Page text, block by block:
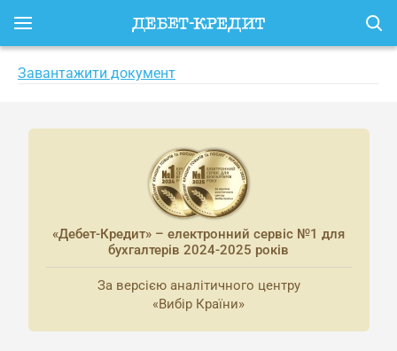
Завантажити документ
«Дебет-Кредит» – електронний сервіс №1 для
бухгалтерів 2024-2025 років
За версією аналітичного центру
«Вибір Країни»